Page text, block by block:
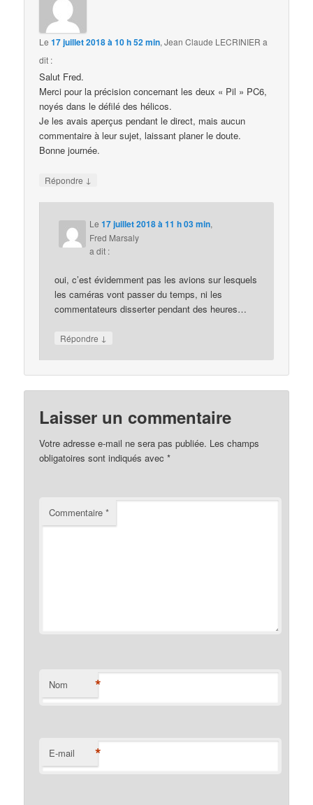
Le17 juillet 2018 à 10 h 52 min,Jean Claude LECRINIER a
dit :
Salut Fred.
Merci pour la précision concernant les deux « Pil » PC6,
noyés dans le défilé des hélicos.
Je les avais aperçus pendant le direct, mais aucun
commentaire à leur sujet, laissant planer le doute.
Bonne journée.
Répondre ↓
Le17 juillet 2018 à 11 h 03 min,
Fred Marsaly
a dit :
oui, c’est évidemment pas les avions sur lesquels
les caméras vont passer du temps, ni les
commentateurs disserter pendant des heures…
Répondre ↓
Laisser un commentaire
Votre adresse e-mail ne sera pas publiée. Les champs
obligatoires sont indiqués avec*
Commentaire*
Nom *
E-mail *